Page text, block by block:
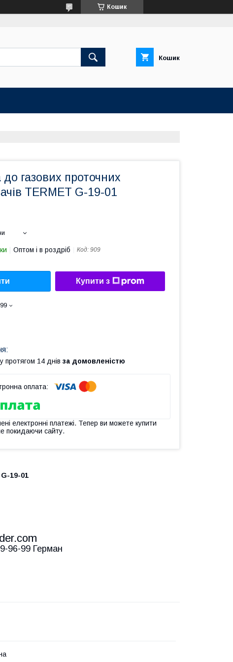
Кошик
Кошик
газових проточних
TERMET G-19-01
Оптом і в роздріб Код: 909
Купити з
протягом 14 днів за домовленістю
електронні платежі. Тепер ви можете купити
покидаючи сайту.
19-01
96-99 Герман